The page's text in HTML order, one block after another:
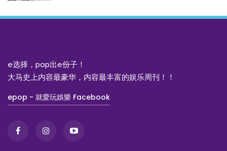
e选择，pop出e份子！
大马史上内容最豪华，内容最丰富的娱乐周刊！！
epop - 就愛玩娛樂 Facebook